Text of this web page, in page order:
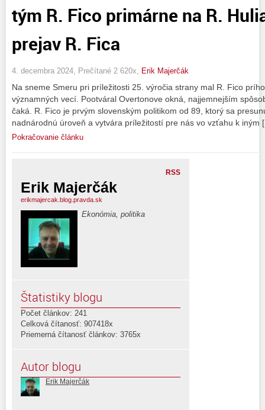
tým R. Fico primárne na R.
prejav R. Fica
4. decembra 2024, Prečítané 2 620x, Erik Majerčák
Na sneme Smeru pri príležitosti 25. výročia strany mal R. Fico
významných vecí. Pootváral Overtonove okná, najjemnejším
čaká. R. Fico je prvým slovenským politikom od 89, ktorý sa
nadnárodnú úroveň a vytvára príležitostí pre nás vo vzťahu k iným
Pokračovanie článku
RSS
Erik Majerčák
erikmajercak.blog.pravda.sk
Ekonómia, politika
Štatistiky blogu
Počet článkov: 241
Celková čítanosť: 907418x
Priemerná čítanosť článkov: 3765x
Autor blogu
Erik Majerčák